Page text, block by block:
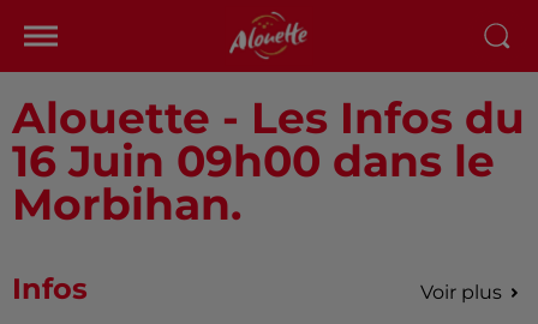
Alouette - Les Infos du
16 Juin 09h00 dans le
Morbihan.
Infos Voir plus